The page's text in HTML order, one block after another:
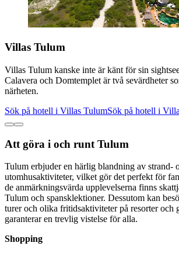
Villas Tulum
Villas Tulum kanske inte är känt för sin
Calavera och Domtemplet är två sevärdheter
närheten.
Sök på hotell i Villas TulumSök på hotell i
Att göra i och runt Tulum
Tulum erbjuder en härlig blandning av strand-
utomhusaktiviteter, vilket gör det perfekt för
de anmärkningsvärda upplevelserna finns
Tulum och spansklektioner. Dessutom kan
turer och olika fritidsaktiviteter på resorter och
garanterar en trevlig vistelse för alla.
Shopping